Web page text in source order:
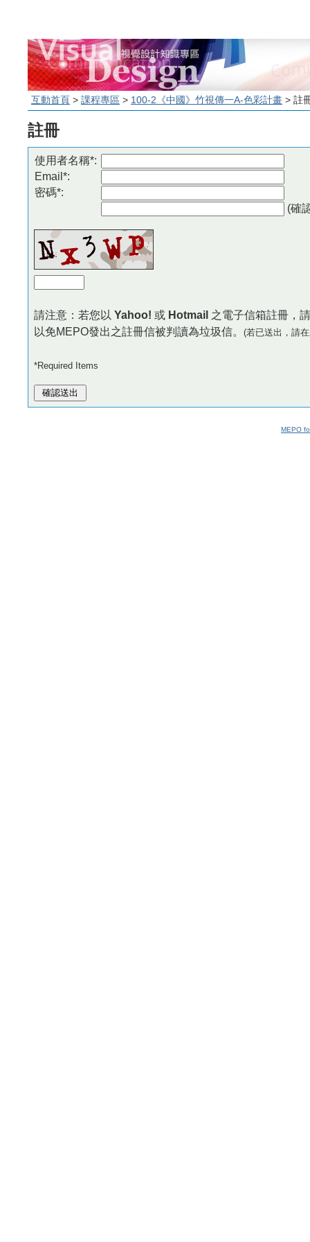
互動首頁 > 課程專區 > 100-2《中國》竹視傳一A-色彩計畫 > 註
註冊
使用者名稱*:
Email*:
密碼*:
(確
請注意：若您以 Yahoo! 或 Hotmail 之電子信箱註冊，
以免MEPO發出之註冊信被判讀為垃圾信。 (若已送出，請
*Required Items
MEPO